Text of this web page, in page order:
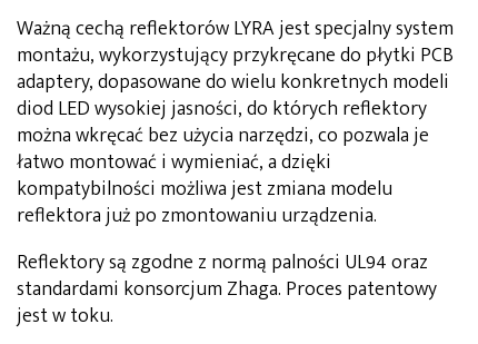
Ważną cechą reflektorów LYRA jest specjalny system
montażu, wykorzystujący przykręcane do płytki PCB
adaptery, dopasowane do wielu konkretnych modeli
diod LED wysokiej jasności, do których reflektory
można wkręcać bez użycia narzędzi, co pozwala je
łatwo montować i wymieniać, a dzięki
kompatybilności możliwa jest zmiana modelu
reflektora już po zmontowaniu urządzenia.
Reflektory są zgodne z normą palności UL94 oraz
standardami konsorcjum Zhaga. Proces patentowy
jest w toku.